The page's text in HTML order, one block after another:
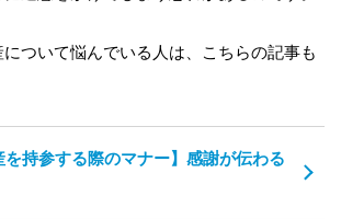
ついて悩んでいる人は、こちらの記事も
を持参する際のマナー】感謝が伝わる